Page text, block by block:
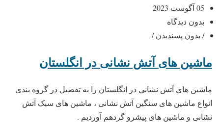
05 آگوست 2023
بدون دیدگاه
/ بدون پسندیدن /
ماشین های آتش نشانی در انگلستان
ماشین های آتش نشانی در انگلستان را به تفضیل در گروه بندی
انواع ماشین های سنگین آتش نشانی ، ماشین های سبک آتش
نشانی و ماشین های پیشرو گردهم آوردیم .